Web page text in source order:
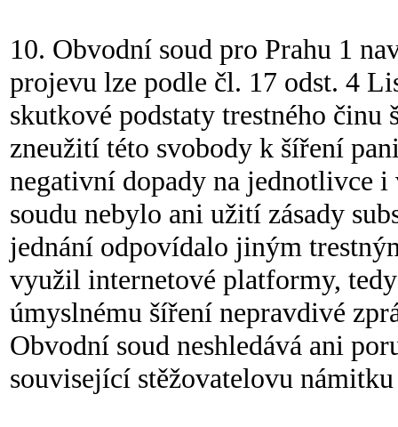
10. Obvodní soud pro Prahu 1
projevu lze podle čl. 17 odst. 4
skutkové podstaty trestného činu
zneužití této svobody k šíření
negativní dopady na jednotlivce
soudu nebylo ani užití zásady
jednání odpovídalo jiným
využil internetové platformy,
úmyslnému šíření nepravdivé
Obvodní soud neshledává ani
související stěžovatelovu